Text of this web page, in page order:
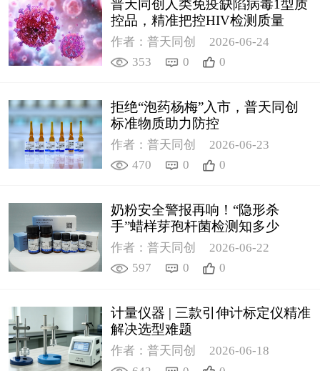
普天同创人类免疫缺陷病毒1型质
控品，精准把控HIV检测质量
作者：普天同创
2026-06-24
353
0 0
拒绝“泡药杨梅”入市，普天同创
标准物质助力防控
作者：普天同创
2026-06-23
470
0 0
奶粉安全警报再响！“隐形杀
手”蜡样芽孢杆菌检测知多少
作者：普天同创
2026-06-22
597
0 0
计量仪器 | 三款引伸计标定仪精准
解决选型难题
作者：普天同创
2026-06-18